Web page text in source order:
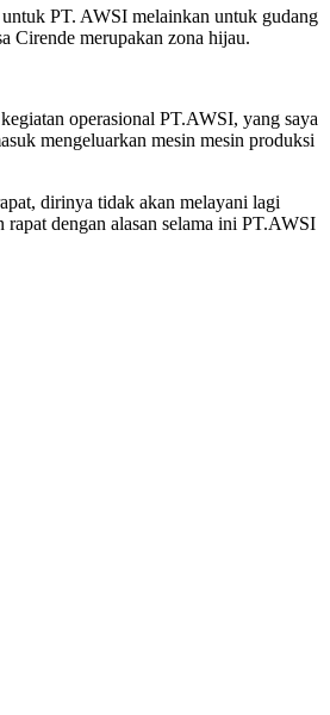
PT. AWSI melainkan untuk gudang
Cirende merupakan zona hijau.
operasional PT.AWSI, yang saya
mengeluarkan mesin mesin produksi
dirinya tidak akan melayani lagi
dengan alasan selama ini PT.AWSI